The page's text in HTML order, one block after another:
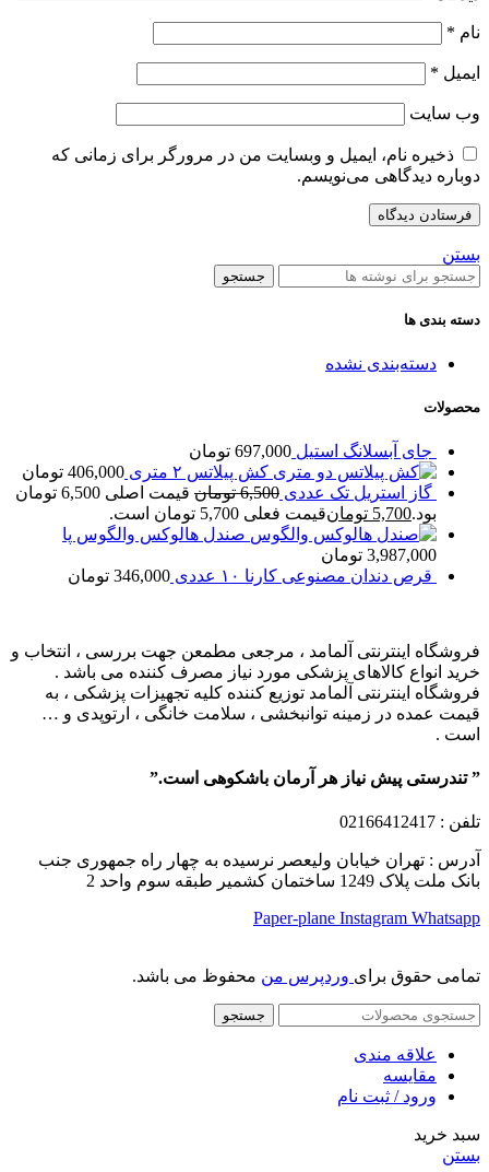
نام *
ایمیل *
وب‌ سایت
ذخیره نام، ایمیل و وبسایت من در مرورگر برای زمانی که
دوباره دیدگاهی می‌نویسم.
بستن
جستجو
دسته بندی ها
دسته‌بندی نشده
محصولات
جای آبسلانگ استیل 697,000 تومان
کش پیلاتس ۲ متری
406,000 تومان
گاز استریل تک عددی 6,500 تومان
قیمت اصلی 6,500 تومان
بود.5,700 تومانقیمت فعلی 5,700 تومان است.
صندل هالوکس والگوس پا
3,987,000 تومان
قرص دندان مصنوعی کارنا ۱۰ عددی
346,000 تومان
فروشگاه اینترنتی آلمامد ، مرجعی مطمعن جهت بررسی ، انتخاب و
خرید انواع کالاهای پزشکی مورد نیاز مصرف کننده می باشد .
فروشگاه اینترنتی آلمامد توزیع کننده کلیه تجهیزات پزشکی ، به
قیمت عمده در زمینه توانبخشی ، سلامت خانگی ، ارتوپدی و …
است .
” تندرستی پیش نیاز هر آرمان باشکوهی است.”
تلفن : 02166412417
آدرس : تهران خیابان ولیعصر نرسیده به چهار راه جمهوری جنب
بانک ملت پلاک 1249 ساختمان کشمیر طبقه سوم واحد 2
Paper-plane Instagram Whatsapp
تمامی حقوق برای وردپرس من محفوظ می باشد.
جستجو
علاقه مندی
مقایسه
ورود / ثبت نام
سبد خرید
بستن